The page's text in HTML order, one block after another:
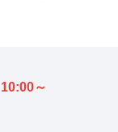
～